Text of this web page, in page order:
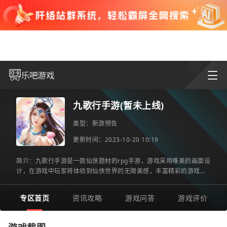
九歌行手游(暂未上线)
类型： 新游预告
更新时间：2023-10-20 10:19
简介：九歌行手游是一款仙侠题材的rpg手游，游戏采用唯美的画面设
计，在游戏中玩家将体验到仙侠世界的无限美感，丰富精彩的游戏玩
专区首页 资讯攻略 游戏问答 游戏评价